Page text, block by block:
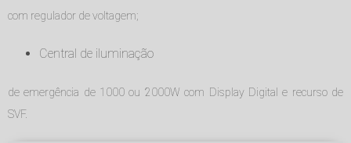
com regulador de voltagem;
Central de iluminação
de emergência de 1000 ou 2000W com Display Digital e recurso de
SVF.